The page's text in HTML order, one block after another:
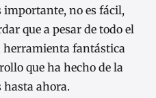
importante, no es fácil,
que a pesar de todo el
herramienta fantástica
que ha hecho de la
hasta ahora.